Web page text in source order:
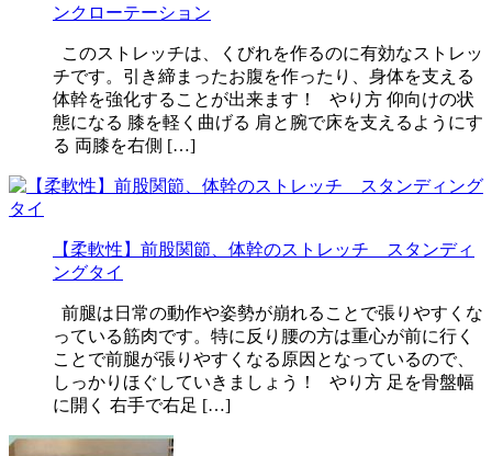
ンクローテーション
このストレッチは、くびれを作るのに有効なストレッ
チです。引き締まったお腹を作ったり、身体を支える
体幹を強化することが出来ます！ やり方 仰向けの状
態になる 膝を軽く曲げる 肩と腕で床を支えるようにす
る 両膝を右側 […]
【柔軟性】前股関節、体幹のストレッチ スタンディ
ングタイ
前腿は日常の動作や姿勢が崩れることで張りやすくな
っている筋肉です。特に反り腰の方は重心が前に行く
ことで前腿が張りやすくなる原因となっているので、
しっかりほぐしていきましょう！ やり方 足を骨盤幅
に開く 右手で右足 […]